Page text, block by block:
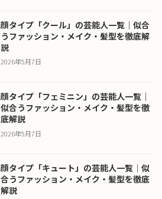
顔タイプ「クール」の芸能人一覧｜似合
うファッション・メイク・髪型を徹底解
説
2026年5月7日
顔タイプ「フェミニン」の芸能人一覧｜
似合うファッション・メイク・髪型を徹
底解説
2026年5月7日
顔タイプ「キュート」の芸能人一覧｜似
合うファッション・メイク・髪型を徹底
解説